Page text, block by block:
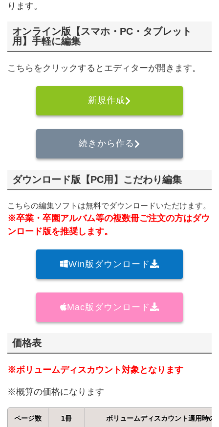
ります。
オンライン版【スマホ・PC・タブレット
用】手軽に編集
こちらをクリックするとエディターが開きます。
新規作成
続きから作る
ダウンロード版【PC用】こだわり編集
こちらの編集ソフトは無料でダウンロードいただけます。
※卒業・卒園アルバム等の複数冊ご注文の方はダウ
ンロード版を推奨します。
Win版 ダウンロード
Mac版 ダウンロード
価格表
※ボリュームディスカウント対象となります
※概算の価格になります
ページ数 1冊 ボリュームディスカウント適用時の